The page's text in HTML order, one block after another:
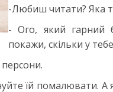
-Любиш читати? Яка
- Ого, який гарний
покажи, скільки у
їй помалювати. А